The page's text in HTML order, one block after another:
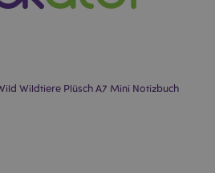
Wildtiere Plüsch A7 Mini Notizbuch